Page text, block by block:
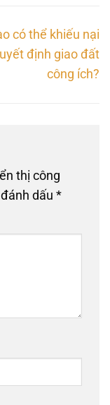
có thể khiếu nại
định giao đất
công ích?
thị công
dấu *